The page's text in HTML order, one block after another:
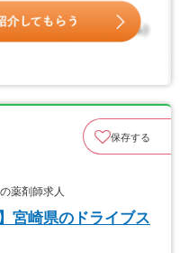
保存する
薬剤師求人
宮崎県のドライブス